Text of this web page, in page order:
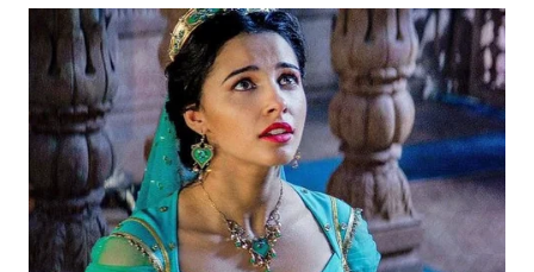
LABUANBAJO
WN
BORNEO
Wahana
Media
Group
WAHANA